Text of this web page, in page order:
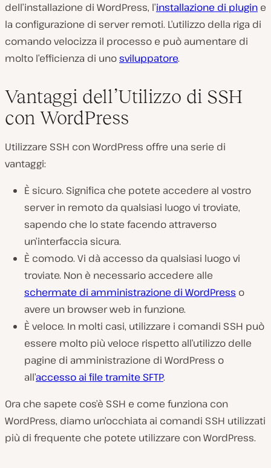
dell’installazione di WordPress, l’installazione di plugin e
la configurazione di server remoti. L’utilizzo della riga di
comando velocizza il processo e può aumentare di
molto l’efficienza di unosviluppatore.
Vantaggi dell’Utilizzo di SSH
con WordPress
Utilizzare SSH con WordPress offre una serie di
vantaggi:
È sicuro. Significa che potete accedere al vostro
server in remoto da qualsiasi luogo vi troviate,
sapendo che lo state facendo attraverso
un’interfaccia sicura.
È comodo. Vi dà accesso da qualsiasi luogo vi
troviate. Non è necessario accedere alle
schermate di amministrazione di WordPress o
avere un browser web in funzione.
È veloce. In molti casi, utilizzare i comandi SSH può
essere molto più veloce rispetto all’utilizzo delle
pagine di amministrazione di WordPress o
all’accesso ai file tramite SFTP.
Ora che sapete cos’è SSH e come funziona con
WordPress, diamo un’occhiata ai comandi SSH utilizzati
più di frequente che potete utilizzare con WordPress.